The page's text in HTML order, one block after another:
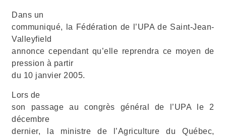
Dans un
communiqué, la Fédération de l’UPA de Saint-Jean-
Valleyfield
annonce cependant qu’elle reprendra ce moyen de
pression à partir
du 10 janvier 2005.
Lors de
son passage au congrès général de l’UPA le 2
décembre
dernier, la ministre de l’Agriculture du Québec,